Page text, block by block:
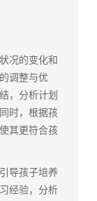
况的变化和
调整与优
，分析计划
时，根据孩
其更符合孩
导孩子培养
经验，分析